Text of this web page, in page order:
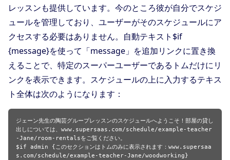
レッスンも提供しています。今のところ彼が自分でスケジ
ュールを管理しており、ユーザーがそのスケジュールにア
クセスする必要はありません。自動テキスト$if
{message}を使って「message」を追加リンクに置き換
えることで、特定のスーパーユーザーであるトムだけにリ
ンクを表示できます。スケジュールの上に入力するテキス
ト全体は次のようになります：
ジェーン先生の陶芸グループレッスンのスケジュールへようこそ！部屋の貸し
出しについては、www.supersaas.com/schedule/example-teacher
-Jane/room-rentalsをご覧ください。
$if admin {このセクションはトムのみに表示されます：www.supersaa
s.com/schedule/example-teacher-Jane/woodworking}